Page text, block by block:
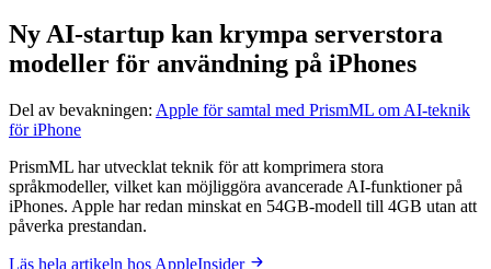
Ny AI-startup kan krympa serverstora
modeller för användning på iPhones
Del av bevakningen: Apple för samtal med PrismML om AI-teknik
för iPhone
PrismML har utvecklat teknik för att komprimera stora
språkmodeller, vilket kan möjliggöra avancerade AI-funktioner på
iPhones. Apple har redan minskat en 54GB-modell till 4GB utan att
påverka prestandan.
Läs hela artikeln hos AppleInsider